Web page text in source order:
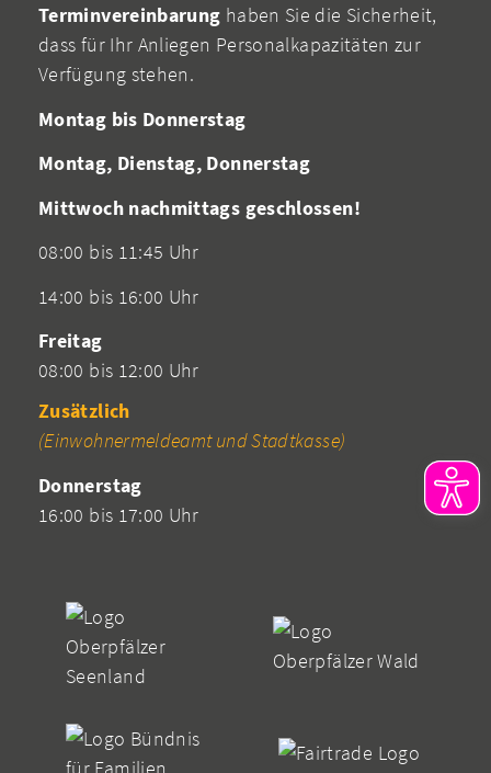
Terminvereinbarung haben Sie die Sicherheit,
dass für Ihr Anliegen Personalkapazitäten zur
Verfügung stehen.
Montag bis Donnerstag
Montag, Dienstag, Donnerstag
Mittwoch nachmittags geschlossen!
08:00 bis 11:45 Uhr
14:00 bis 16:00 Uhr
Freitag
08:00 bis 12:00 Uhr
Zusätzlich
(Einwohnermeldeamt und Stadtkasse)
Donnerstag
16:00 bis 17:00 Uhr